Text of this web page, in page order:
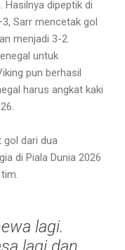
Hasilnya dipeptik di
Sarr mencetak gol
menjadi 3-2.
untuk
pun berhasil
harus angkat kaki
gol dari dua
di Piala Dunia 2026
lagi.